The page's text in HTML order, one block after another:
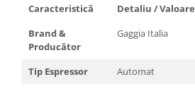
Caracteristică
Detaliu / Valoare
Brand &
Producător
Gaggia Italia
Tip Espressor
Automat